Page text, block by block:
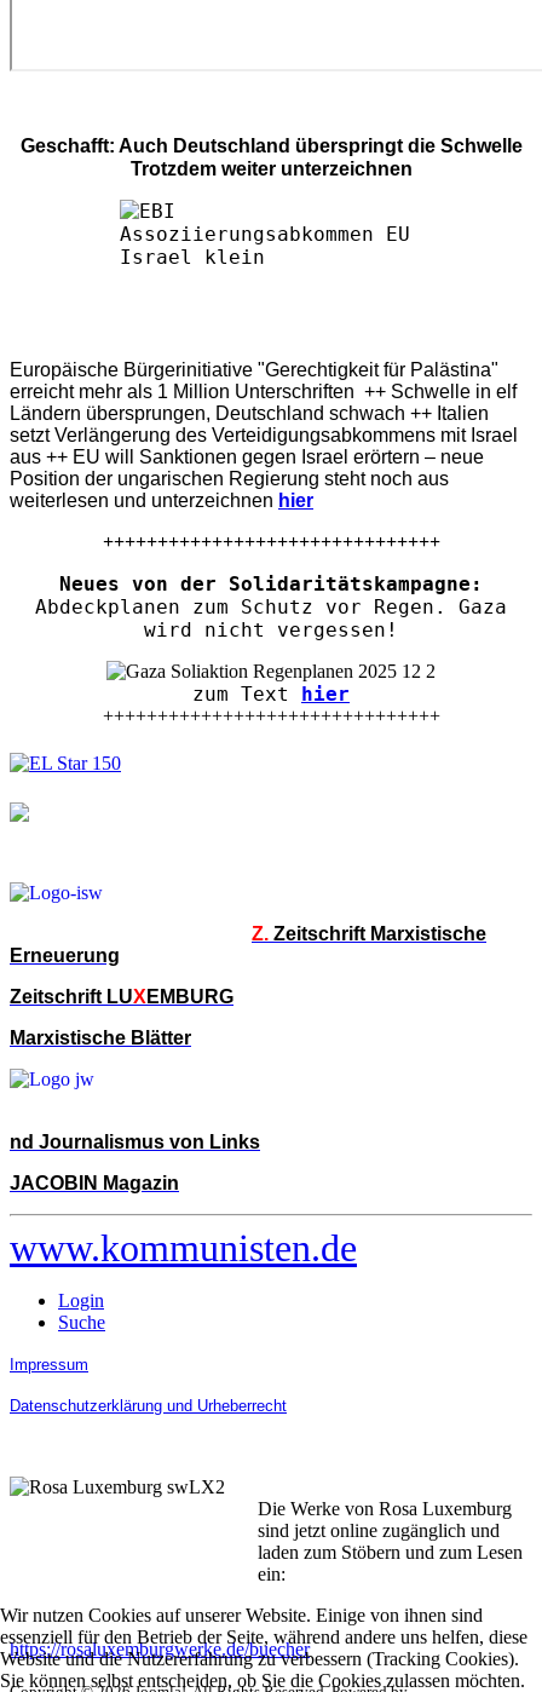
Geschafft: Auch Deutschland überspringt die Schwelle
Trotzdem weiter unterzeichnen
Europäische Bürgerinitiative "Gerechtigkeit für Palästina"
erreicht mehr als 1 Million Unterschriften ++ Schwelle in elf
Ländern übersprungen, Deutschland schwach ++ Italien
setzt Verlängerung des Verteidigungsabkommens mit Israel
aus ++ EU will Sanktionen gegen Israel erörtern – neue
Position der ungarischen Regierung steht noch aus
weiterlesen und unterzeichnen hier
+++++++++++++++++++++++++++++++
Neues von der Solidaritätskampagne:
Abdeckplanen zum Schutz vor Regen. Gaza
wird nicht vergessen!
zum Text hier
+++++++++++++++++++++++++++++++
Z. Zeitschrift Marxistische
Erneuerung
Zeitschrift LUX EMBURG
Marxistische Blätter
nd Journalismus von Links
JACOBIN Magazin
www.kommunisten.de
Login
Suche
Impressum
Datenschutzerklärung und Urheberrecht
Die Werke von Rosa Luxemburg
sind jetzt online zugänglich und
laden zum Stöbern und zum Lesen
ein:
https://rosaluxemburgwerke.de/buecher
Wir nutzen Cookies auf unserer Website. Einige von ihnen sind
essenziell für den Betrieb der Seite, während andere uns helfen, diese
Website und die Nutzererfahrung zu verbessern (Tracking Cookies).
Sie können selbst entscheiden, ob Sie die Cookies zulassen möchten.